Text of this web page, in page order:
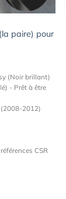
paire) pour
(Noir brillant)
- Prêt à être
2012)
CSR